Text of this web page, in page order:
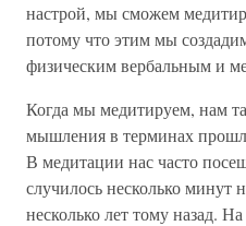
настрой, мы сможем
потому что этим мы
физическим вербальным и
Когда мы медитируем, нам
мышления в терминах
В медитации нас часто
случилось несколько минут
несколько лет тому назад.